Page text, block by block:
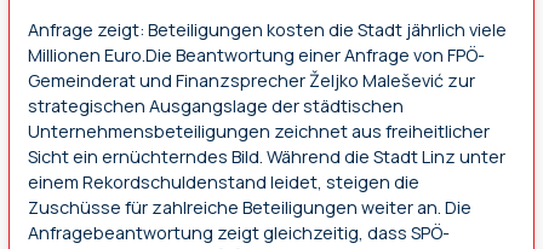
Anfrage zeigt: Beteiligungen kosten die Stadt jährlich viele
Millionen Euro.Die Beantwortung einer Anfrage von FPÖ-
Gemeinderat und Finanzsprecher Željko Malešević zur
strategischen Ausgangslage der städtischen
Unternehmensbeteiligungen zeichnet aus freiheitlicher
Sicht ein ernüchterndes Bild. Während die Stadt Linz unter
einem Rekordschuldenstand leidet, steigen die
Zuschüsse für zahlreiche Beteiligungen weiter an. Die
Anfragebeantwortung zeigt gleichzeitig, dass SPÖ-